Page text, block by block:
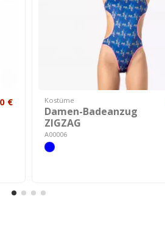
€ Kostüme
Damen-Badeanzug
ZIGZAG
A00006